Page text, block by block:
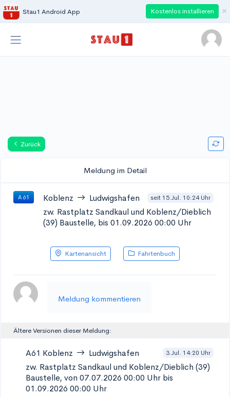
Stau1 Android App Kostenlos installieren ×
Zurück
Meldung im Detail
A 61 Koblenz Ludwigshafen seit 15.Jul. 10:24 Uhr
zw. Rastplatz Sandkaul und Koblenz/Dieblich
(39) Baustelle, bis 01.09.2026 00:00 Uhr
Kartenansicht Fahrtenbuch
Meldung kommentieren
Ältere Versionen dieser Meldung:
A61 Koblenz Ludwigshafen 3.Jul. 14:20 Uhr
zw. Rastplatz Sandkaul und Koblenz/Dieblich (39)
Baustelle, von 07.07.2026 00:00 Uhr bis
01.09.2026 00:00 Uhr